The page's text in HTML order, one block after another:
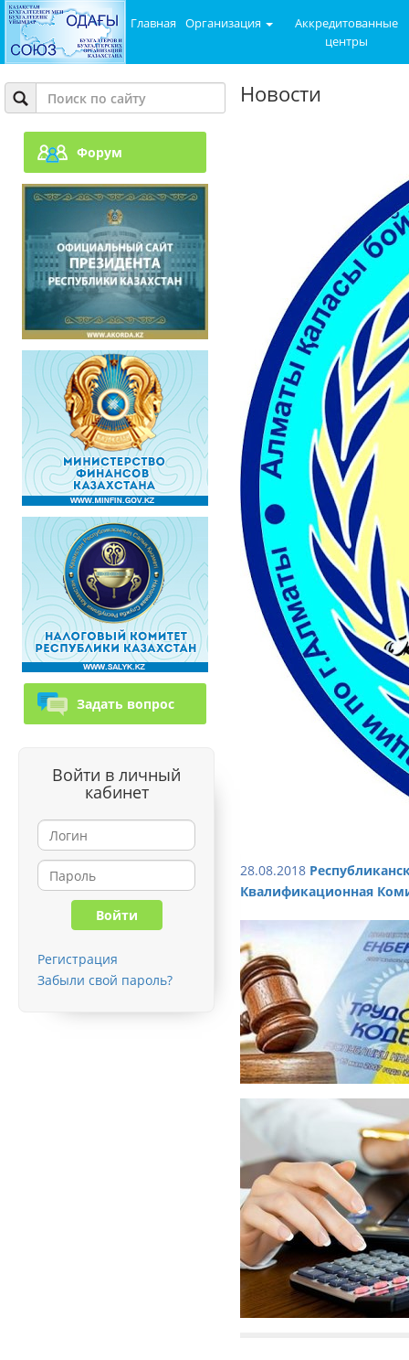
Главная Организация
Аккредитованные
центры
Форум
Задать вопрос
Войти в личный
кабинет
Регистрация
Забыли свой пароль?
Новости
28.08.2018
Квалификационная